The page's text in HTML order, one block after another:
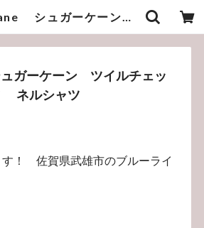
sugarcane シュガーケーン ツイルチェックワークシャツ ネルシャツ | bluelineshop
ガーケーン ツイルチェッ
ネルシャツ
す！ 佐賀県武雄市のブルーライ